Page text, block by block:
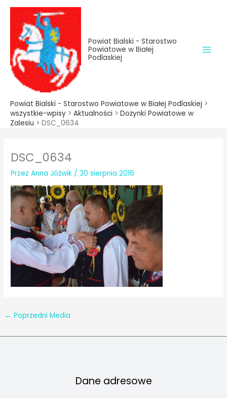
treści
Przejdź
treści
Powiat Bialski - Starostwo
Powiatowe w Białej
Podlaskiej
Powiat Bialski - Starostwo Powiatowe w Białej Podlaskiej >
wszystkie-wpisy > Aktualności > Dożynki Powiatowe w
Zalesiu > DSC_0634
DSC_0634
PrzezAnna Jóźwik /30 sierpnia 2016
← Poprzedni Media
Dane adresowe